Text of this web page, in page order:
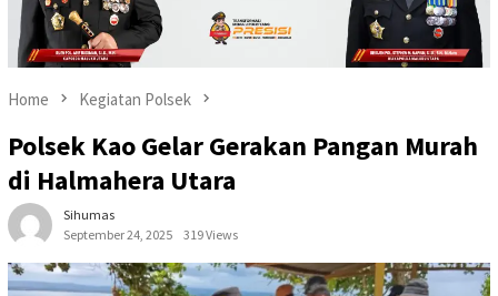
Home Kegiatan Polsek
Polsek Kao Gelar Gerakan Pangan Murah
di Halmahera Utara
Sihumas
September 24, 2025
319 Views